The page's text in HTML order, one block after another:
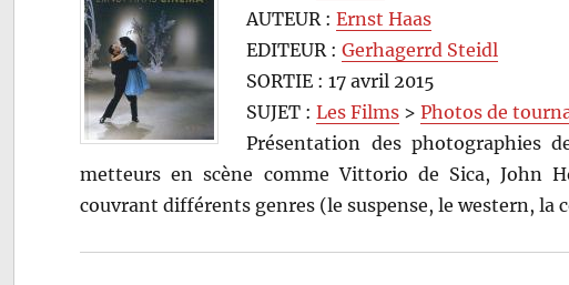
AUTEUR :Ernst Haas
EDITEUR :Gerhagerrd Steidl
SORTIE : 17 avril 2015
SUJET :Les Films >Photos de
Présentation des photographies
metteurs en scène comme Vittorio de Sica, John
couvrant différents genres (le suspense, le western, la